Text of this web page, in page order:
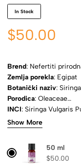
In Stock
$50.00
Brend: Nefertiti
Zemlja porekla: Egipat
Botanički naziv:
Porodica: Oleaceae
INCI: Siringa Vulgaris
Korišćene komponente
Metoda ekstrakcije
Izgled
: svetlo ljubičasta
Agregatno stanje:
Show More
50 ml
$50.00